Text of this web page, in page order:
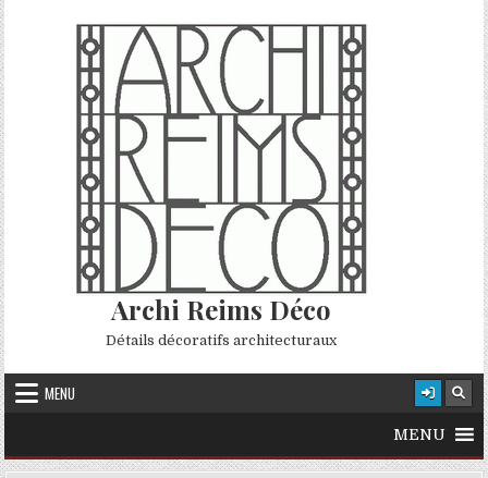
Skip to content
Archi Reims Déco
Détails décoratifs architecturaux
MENU
MENU